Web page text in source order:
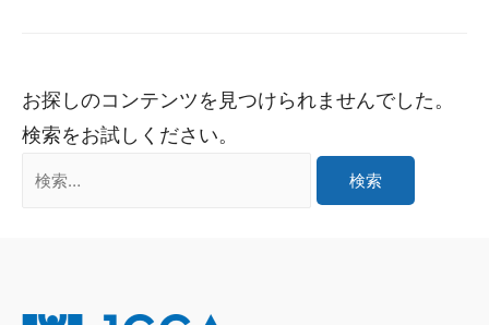
お探しのコンテンツを見つけられませんでした。
検索をお試しください。